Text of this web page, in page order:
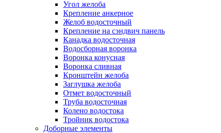
Угол желоба
Крепление анкерное
Желоб водосточный
Крепление на сэндвич панель
Канадка водосточная
Водосборная воронка
Воронка конусная
Воронка сливная
Кронштейн желоба
Заглушка желоба
Отмет водосточный
Труба водосточная
Колено водостока
Тройник водостока
Доборные элементы